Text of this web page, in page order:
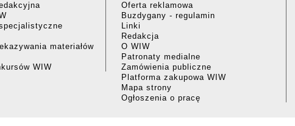
materiałów
WIW
Oferta reklamowa
Buzdygany - regulamin
Linki
Redakcja
O WIW
Patronaty medialne
Zamówienia publiczne
Platforma zakupowa WIW
Mapa strony
Ogłoszenia o pracę